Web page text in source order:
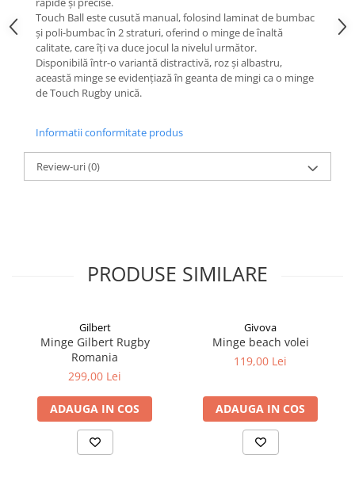
Touch Ball este cusută manual, folosind laminat de bumbac
și poli-bumbac în 2 straturi, oferind o minge de înaltă
calitate, care îți va duce jocul la nivelul următor.
Disponibilă într-o variantă distractivă, roz și albastru,
această minge se evidențiază în geanta de mingi ca o minge
de Touch Rugby unică.
Informatii conformitate produs
Review-uri(0)
PRODUSE SIMILARE
Gilbert
Minge Gilbert Rugby
Romania
299,00 Lei
ADAUGA IN COS
Givova
Minge beach volei
119,00 Lei
ADAUGA IN COS